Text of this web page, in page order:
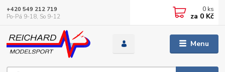
Menu
+420 549 212 719
Po-Pá 9-18, So 9-12
0 ks
za 0 Kč